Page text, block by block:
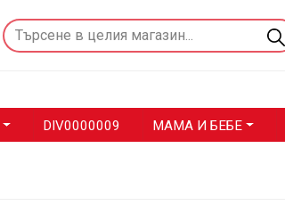
DIV0000009 МАМА И БЕБЕ